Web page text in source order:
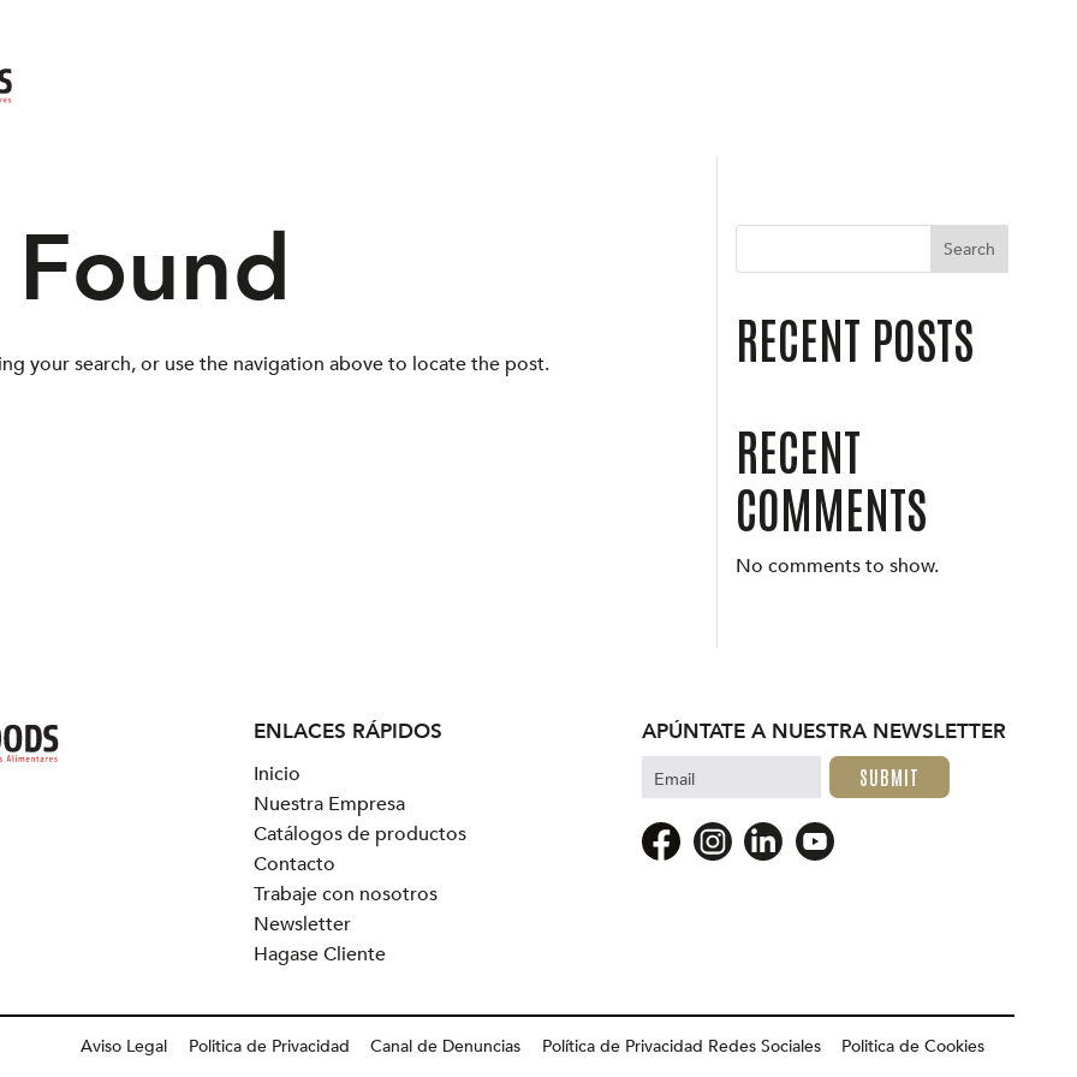
your search, or use the navigation above to locate the post.
Search
RECENT POSTS
RECENT
COMMENTS
No comments to show.
ENLACES RÁPIDOS
Inicio
Nuestra Empresa
Catálogos de productos
Contacto
Trabaje con nosotros
Newsletter
Hagase Cliente
APÚNTATE A NUESTRA NEWSLETTER
Email
Aviso Legal Politica de Privacidad Canal de Denuncias Política de Privacidad Redes Sociales Politica de Cookies